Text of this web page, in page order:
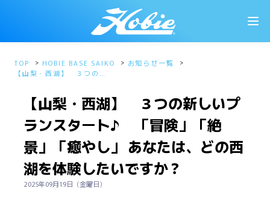
TOP HOBIE BASE SAIKO
お知らせ一覧
【山梨・西湖】 ３つの新
し」 あなたは、どの西湖を
体験したいですか？
【山梨・西湖】 ３つの新しいプ
ランスタート♪ 「冒険」「絶
景」「癒やし」 あなたは、どの西
湖を体験したいですか？
2025年09月19日（金曜日）